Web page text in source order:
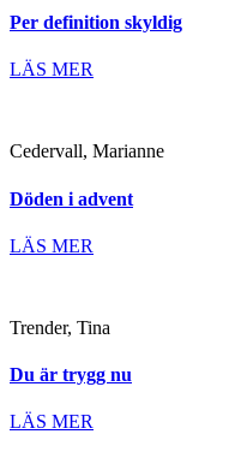
Per definition skyldig
LÄS MER
Cedervall, Marianne
Döden i advent
LÄS MER
Trender, Tina
Du är trygg nu
LÄS MER